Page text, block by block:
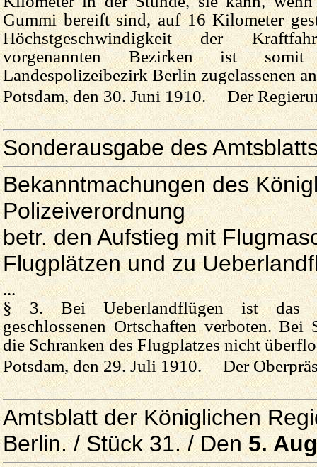
Gummi bereift sind, auf 16 Kilometer
Höchstgeschwindigkeit der
vorgenannten Bezirken ist
Landespolizeibezirk Berlin zugelassenen
Potsdam, den 30. Juni 1910. Der
Sonderausgabe des
Bekanntmachungen des
Polizeiverordnung
betr. den Aufstieg mit
Flugplätzen und zu
...
§ 3. Bei Ueberlandflügen ist das
geschlossenen Ortschaften verboten. Bei
die Schranken des Flugplatzes nicht
Potsdam, den 29. Juli 1910. Der
Amtsblatt der Königlichen
Berlin. / Stück 31. / Den5.